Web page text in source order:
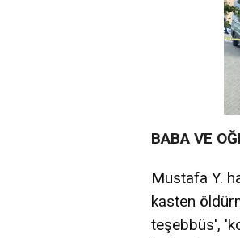
BABA VE
Mustafa Y.
kasten
teşebbüs',